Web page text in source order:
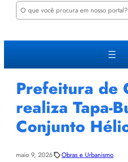
P
u
a
Prefeitura de
realiza Tapa-
Conjunto
maio 9, 2026 Obras e Urbanismo